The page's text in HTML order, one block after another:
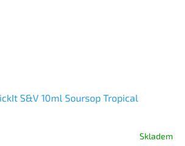
S&V 10ml Soursop Tropical
Skladem